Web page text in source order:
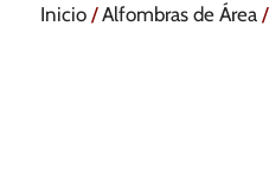
Inicio/Alfombras de Área/